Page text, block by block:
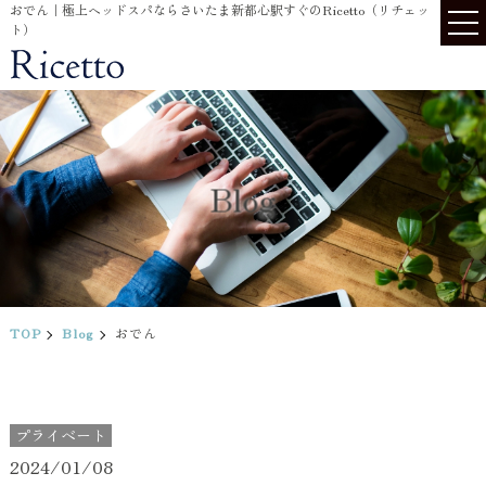
おでん｜極上ヘッドスパならさいたま新都心駅すぐのRicetto（リチェッ
ト）
Blog
TOP Blog おでん
プライベート
2024/01/08